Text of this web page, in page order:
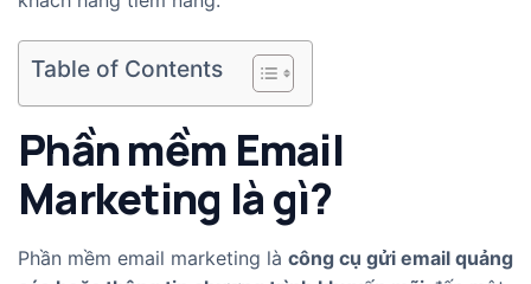
Table of Contents
Phần mềm Email
Marketing là gì?
Phần mềm email marketing là công cụ gửi email quảng